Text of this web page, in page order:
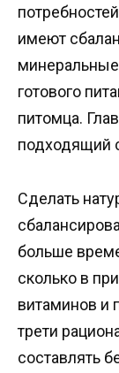
имеют
готового
питомца.
подходящий
Сделать
больше
сколько в
витаминов и
трети
составлять